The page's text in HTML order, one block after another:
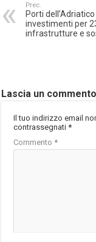
Prec.
Porti
investimenti per
infrastrutture e
Lascia un commento
Il tuo indirizzo email
contrassegnati*
Commento*